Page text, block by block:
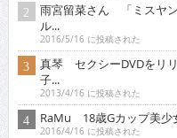
雨宮留菜さん 「ミスヤ
ル...
2016/5/16 に投稿された
真琴 セクシーDVDをリ
子...
2013/4/16 に投稿された
RaMu 18歳Gカップ美少
2016/4/16 に投稿された